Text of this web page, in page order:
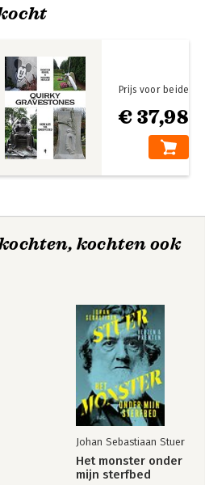
€ 37,98
Prijs voor beide
kochten ook
Johan Sebastiaan Stuer
Het monster onder
mijn sterfbed